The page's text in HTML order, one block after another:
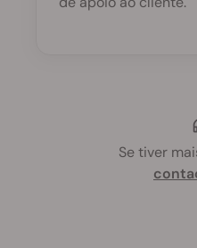
Se tiver